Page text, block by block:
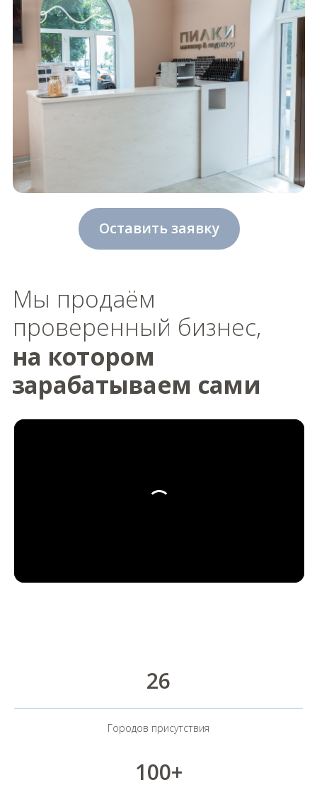
Мы продаём
проверенный бизнес,
на котором
зарабатываем сами
26
Городов присутствия
100+
Погуляйте по своей